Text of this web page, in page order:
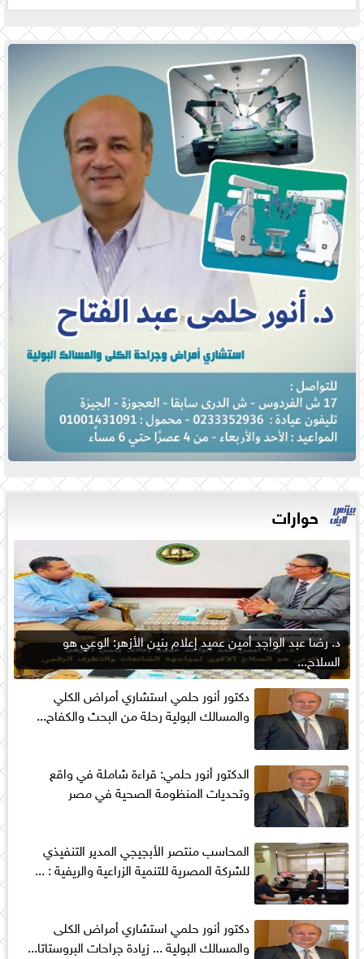
حوارات
د. رضا عبد الواجد أمين عميد إعلام بنين الأزهر: الوعي هو
السلاح...
دكتور أنور حلمي استشاري أمراض الكلي
والمسالك البولية رحلة من البحث والكفاح...
الدكتور أنور حلمي: قراءة شاملة في واقع
وتحديات المنظومة الصحية في مصر
المحاسب منتصر الأبجيجي المدير التنفيذي
للشركة المصرية للتنمية الزراعية والريفية : ...
دكتور أنور حلمي استشاري أمراض الكلى
والمسالك البولية ... زيادة جراحات البروستاتا...